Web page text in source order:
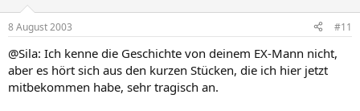
8 August 2003 #11
@Sila: Ich kenne die Geschichte von deinem EX-Mann nicht,
aber es hört sich aus den kurzen Stücken, die ich hier jetzt
mitbekommen habe, sehr tragisch an.